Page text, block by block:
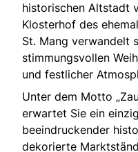
historischen Altstadt
Klosterhof des
St. Mang verwandelt
stimmungsvollen
und festlicher
Unter dem Motto
erwartet Sie ein
beeindruckender
dekorierte